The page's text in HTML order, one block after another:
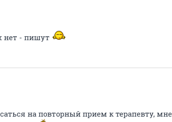
нет - пишут
на повторный прием к терапевту,